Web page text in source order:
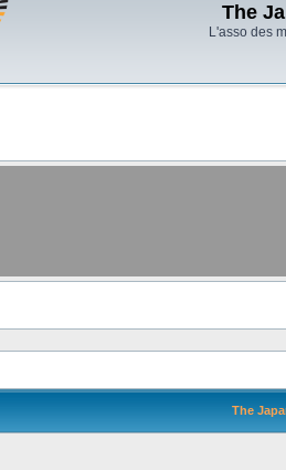
The
L'asso des
The